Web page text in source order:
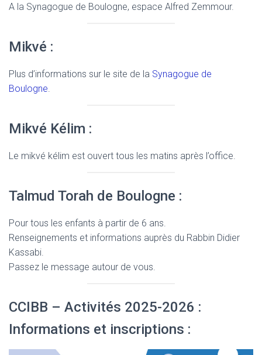
A la Synagogue de Boulogne, espace Alfred Zemmour.
Mikvé :
Plus d’informations sur le site de la Synagogue de
Boulogne.
Mikvé Kélim :
Le mikvé kélim est ouvert tous les matins après l’office.
Talmud Torah de Boulogne :
Pour tous les enfants à partir de 6 ans.
Renseignements et informations auprès du Rabbin Didier
Kassabi.
Passez le message autour de vous.
CCIBB – Activités 2025-2026 :
Informations et inscriptions :